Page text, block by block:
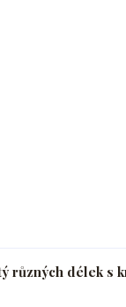
různých délek s